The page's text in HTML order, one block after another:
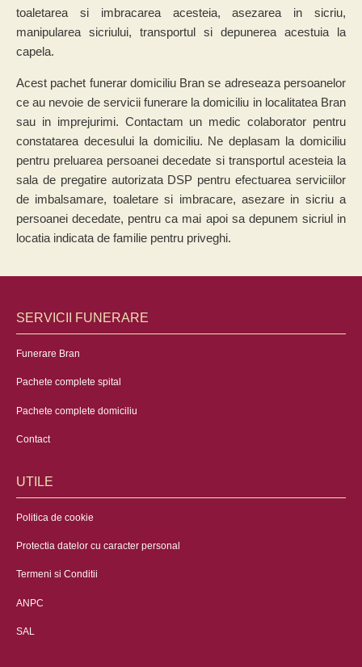
toaletarea si imbracarea acesteia, asezarea in sicriu,
manipularea sicriului, transportul si depunerea acestuia la
capela.
Acest pachet funerar domiciliu Bran se adreseaza persoanelor
ce au nevoie de servicii funerare la domiciliu in localitatea Bran
sau in imprejurimi. Contactam un medic colaborator pentru
constatarea decesului la domiciliu. Ne deplasam la domiciliu
pentru preluarea persoanei decedate si transportul acesteia la
sala de pregatire autorizata DSP pentru efectuarea serviciilor
de imbalsamare, toaletare si imbracare, asezare in sicriu a
persoanei decedate, pentru ca mai apoi sa depunem sicriul in
locatia indicata de familie pentru priveghi.
SERVICII FUNERARE
Funerare Bran
Pachete complete spital
Pachete complete domiciliu
Contact
UTILE
Politica de cookie
Protectia datelor cu caracter personal
Termeni si Conditii
ANPC
SAL